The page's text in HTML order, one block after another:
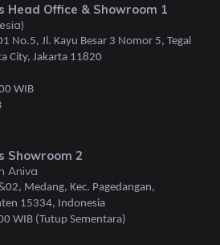
Head Office & Showroom 1
No.5, Jl. Kayu Besar 3 Nomor 5, Tegal
City, Jakarta 11820
WIB
Showroom 2
Aniva
Medang, Kec. Pagedangan,
15334, Indonesia
WIB (Tutup Sementara)